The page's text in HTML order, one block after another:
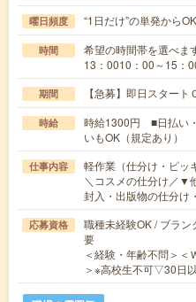
曜日頻度 “1日だけ”の単発からOK
時間
希望の時間帯を選べま
13：0010：00～15：
期間 【急募】即日スター
時給
時給1300円 ■日払い
いもOK（規定あり）
仕事内容
軽作業（仕分け・ピッ
＼コスメの仕分け／▼
封入・出版物の仕分
応募資格
職種未経験OK / ブラ
要
＜経験・年齢不問＞＜
＞※高校生不可▽30日